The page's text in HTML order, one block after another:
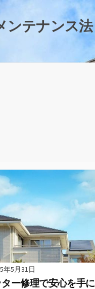
ンテナンス法
年5月31日
ー修理で安心を手に